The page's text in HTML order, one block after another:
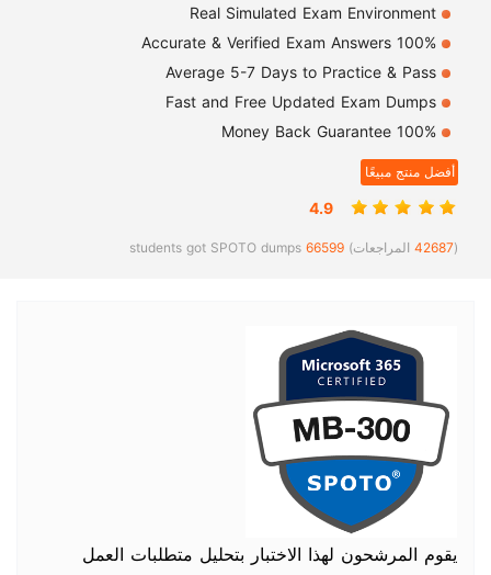
أفضل منتج مبيعًا
4.9
(
42687 المراجعات)
يقوم المرشحون لهذا الاختبار بتحليل متطلبات العمل